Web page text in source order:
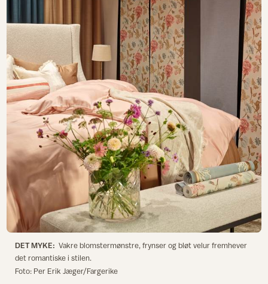
DET MYKE: Vakre blomstermønstre, frynser og bløt velur fremhever
det romantiske i stilen.
Foto: Per Erik Jæger/Fargerike